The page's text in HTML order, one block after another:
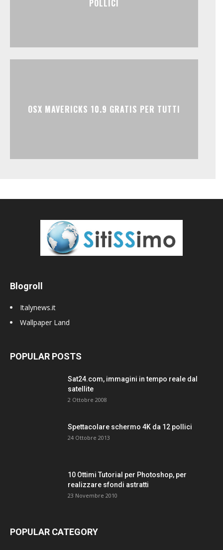
POLLICI
OSX MAVERICKS 10.9 GRATIS PER TUTTI
Blogroll
Italynews.it
Wallpaper Land
POPULAR POSTS
Sat24.com, immagini in tempo reale dal
satellite
2 Ottobre 2008
Spettacolare schermo 4K da 12 pollici
24 Ottobre 2013
10 Ottimi Tutorial per Photoshop, per
realizzare sfondi astratti
23 Novembre 2010
POPULAR CATEGORY